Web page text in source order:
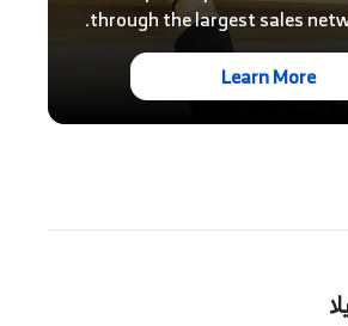
through the largest sales
Learn More